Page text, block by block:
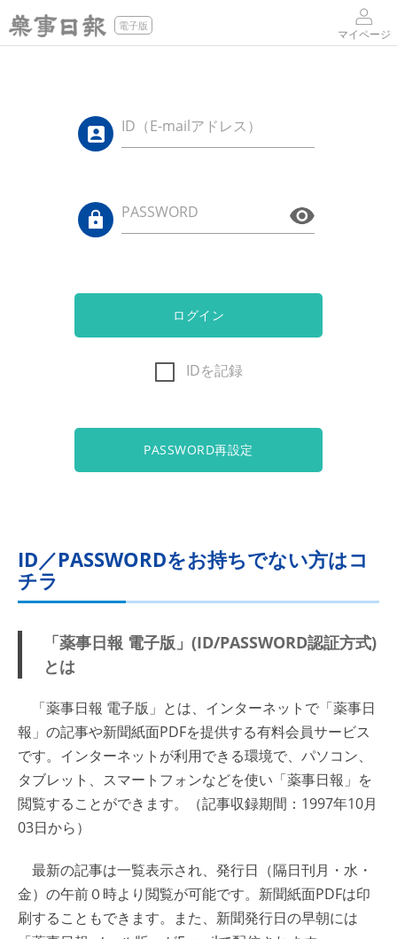
電子版
マイページ
ID（E-mailアドレス）
PASSWORD
ログイン
IDを記録
PASSWORD再設定
ID／PASSWORDをお持ちでない方はコ
チラ
「薬事日報 電子版」(ID/PASSWORD認証方式)
とは
「薬事日報 電子版」とは、インターネットで「薬事日
報」の記事や新聞紙面PDFを提供する有料会員サービス
です。インターネットが利用できる環境で、パソコン、
タブレット、スマートフォンなどを使い「薬事日報」を
閲覧することができます。（記事収録期間：1997年10月
03日から）
最新の記事は一覧表示され、発行日（隔日刊月・水・
金）の午前０時より閲覧が可能です。新聞紙面PDFは印
刷することもできます。また、新聞発行日の早朝には